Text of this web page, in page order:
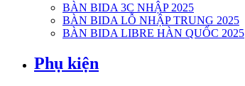
BÀN BIDA 3C NHẬP 2025
BÀN BIDA LỖ NHẬP TRUNG 2025
BÀN BIDA LIBRE HÀN QUỐC 2025
Phụ kiện